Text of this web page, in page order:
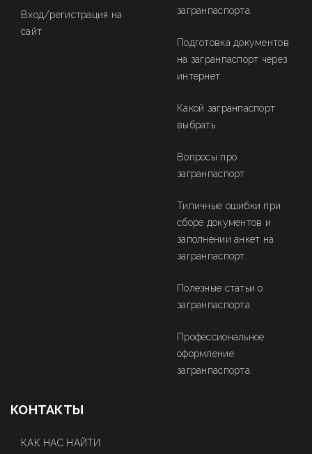
Вход/регистрация на
сайт
загранпаспорта.
Подготовка документов
на загранпаспорт через
интернет
Какой загранпаспорт
выбрать
Вопросы про
загранпаспорт
Типичные ошибки при
сборе документов и
заполнении анкет на
загранпаспорт.
Полезные статьи о
загранпаспорта
Профессиональное
оформление
загранпаспорта.
КОНТАКТЫ
КАК НАС НАЙТИ